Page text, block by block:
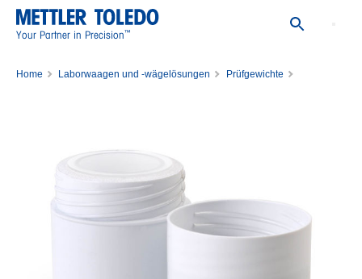
Your Partner in Precision™
Home Laborwaagen und -wägelösungen
Prüfgewichte